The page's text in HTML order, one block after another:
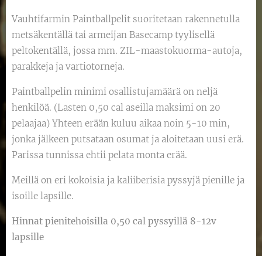
Vauhtifarmin Paintballpelit suoritetaan rakennetulla
metsäkentällä tai armeijan Basecamp tyylisellä
peltokentällä, jossa mm. ZIL-maastokuorma-autoja,
parakkeja ja vartiotorneja.
Paintballpelin minimi osallistujamäärä on neljä
henkilöä. (Lasten 0,50 cal aseilla maksimi on 20
pelaajaa) Yhteen erään kuluu aikaa noin 5-10 min,
jonka jälkeen putsataan osumat ja aloitetaan uusi erä.
Parissa tunnissa ehtii pelata monta erää.
Meillä on eri kokoisia ja kaliiberisia pyssyjä pienille ja
isoille lapsille.
Hinnat pienitehoisilla 0,50 cal pyssyillä 8-12v
lapsille